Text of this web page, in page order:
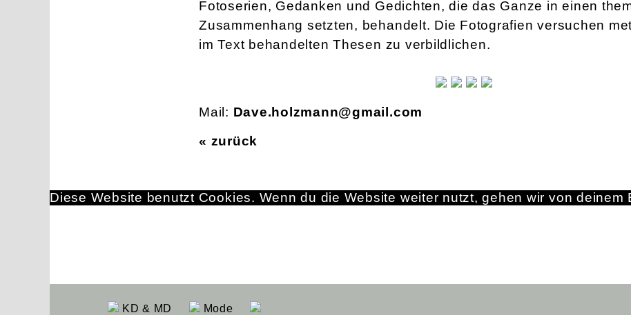
Fotoserien, Gedanken und Gedichten, die das Ganze in einen
Zusammenhang setzten, behandelt. Die Fotografien versuchen
im Text behandelten Thesen zu verbildlichen.
Mail: Dave.holzmann@gmail.com
« zurück
KD & MD Mode
Diese Website benutzt Cookies. Wenn du die Website weiter nutzt, gehen wir von deinem